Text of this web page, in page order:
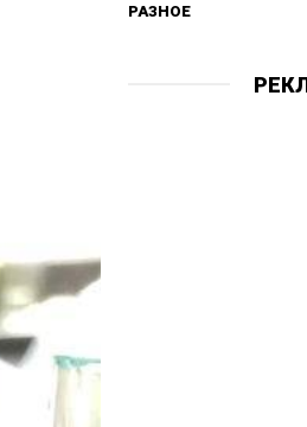
РАЗНОЕ